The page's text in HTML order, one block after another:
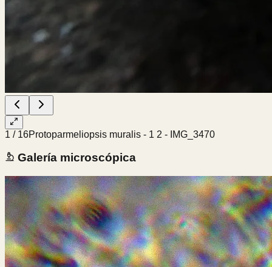
1 / 16Protoparmeliopsis muralis - 1 2 - IMG_3470
Galería microscópica